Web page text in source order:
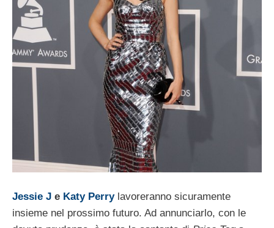
Jessie J e Katy Perrylavoreranno sicuramente
insieme nel prossimo futuro. Ad annunciarlo, con le